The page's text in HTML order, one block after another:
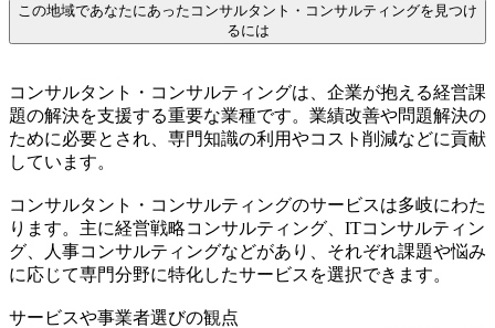
この地域であなたにあったコンサルタント・コンサルティングを見つけ
るには
コンサルタント・コンサルティングは、企業が抱える経営課
題の解決を支援する重要な業種です。業績改善や問題解決の
ために必要とされ、専門知識の利用やコスト削減などに貢献
しています。
コンサルタント・コンサルティングのサービスは多岐にわた
ります。主に経営戦略コンサルティング、ITコンサルティン
グ、人事コンサルティングなどがあり、それぞれ課題や悩み
に応じて専門分野に特化したサービスを選択できます。
サービスや事業者選びの観点